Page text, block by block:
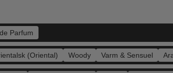
Parfum
(Oriental) Woody Varm & Sensuel